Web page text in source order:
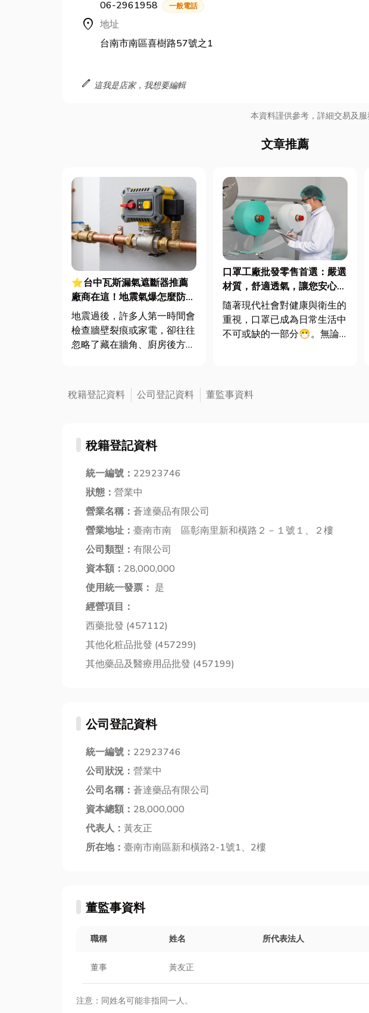
06-2961958 一般電話
location_on 地址
台南市南區喜樹路57號之1
edit 這我是店家，我想要編輯
本資料謹供參考，詳細交易及
文章推薦
⭐台中瓦斯漏氣遮斷器推薦
廠商在這！地震氣爆怎麼防？
警報器與遮斷器差異、補助條
件及挑選全攻略
地震過後，許多人第一時間會
檢查牆壁裂痕或家電，卻往往
忽略了藏在牆角、廚房後方的
爆，正是因為震波拉扯導致瓦
斯管線受損、氣體微量外洩所
開關的火花...
口罩工廠批發零售首選：嚴選
材質，舒適透氣，讓您安心且
時尚感UP！
隨著現代社會對健康與衛生的
重視，口罩已成為日常生活中
不可或缺的一部分😷。無論
罩工廠批發零售廠商至關重
稅籍登記資料 公司登記資料 董監事資料
稅籍登記資料
統一編號： 22923746
狀態： 營業中
營業名稱： 蒼達藥品有限公司
營業地址： 臺南市南 區彰南里新和橫路２－１號１、２樓
公司類型： 有限公司
資本額： 28,000,000
使用統一發票： 是
經營項目：
西藥批發 (457112)
其他化粧品批發 (457299)
其他藥品及醫療用品批發 (457199)
公司登記資料
統一編號： 22923746
公司狀況： 營業中
公司名稱： 蒼達藥品有限公司
資本總額： 28,000,000
代表人： 黃友正
所在地： 臺南市南區新和橫路2-1號1、2樓
董監事資料
職稱 姓名 所代表法人
董事 黃友正
注意：同姓名可能非指同一人。